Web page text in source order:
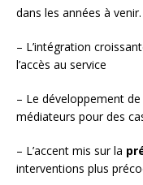
dans les années à
– L’intégration
l’accès au service
– Le développement de
médiateurs pour des
– L’accent mis sur la
interventions plus